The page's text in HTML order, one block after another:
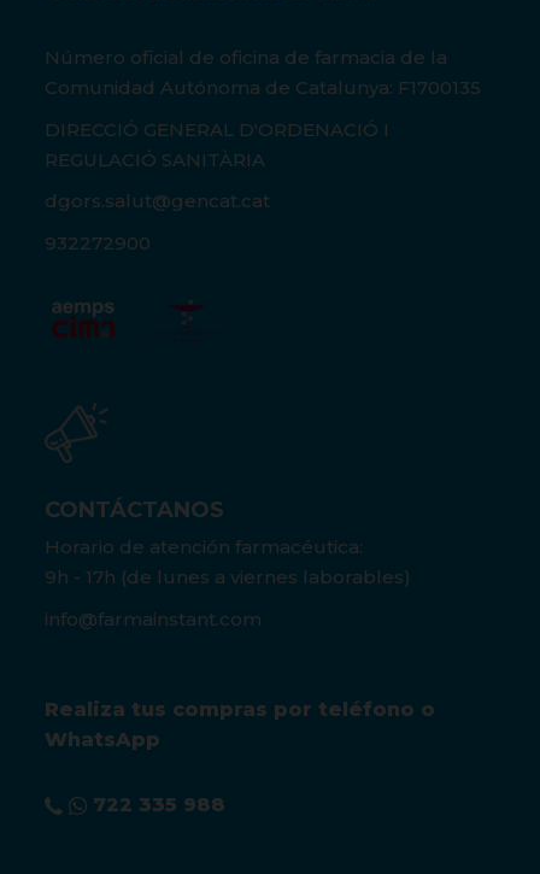
Número oficial de oficina de farmacia de la
Comunidad Autónoma de Catalunya: F1700135
DIRECCIÓ GENERAL D'ORDENACIÓ I
REGULACIÓ SANITÀRIA
dgors.salut@gencat.cat
932272900
CONTÁCTANOS
Horario de atención farmacéutica:
9h - 17h (de lunes a viernes laborables)
info@farmainstant.com
Realiza tus compras por teléfono o
WhatsApp
722 335 988